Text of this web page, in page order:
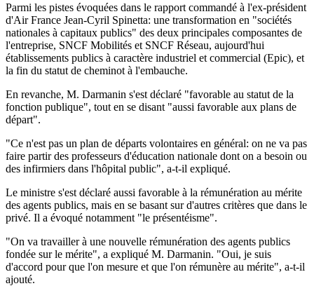
Parmi les pistes évoquées dans le rapport commandé à l'ex-président
d'Air France Jean-Cyril Spinetta: une transformation en "sociétés
nationales à capitaux publics" des deux principales composantes de
l'entreprise, SNCF Mobilités et SNCF Réseau, aujourd'hui
établissements publics à caractère industriel et commercial (Epic), et
la fin du statut de cheminot à l'embauche.
En revanche, M. Darmanin s'est déclaré "favorable au statut de la
fonction publique", tout en se disant "aussi favorable aux plans de
départ".
"Ce n'est pas un plan de départs volontaires en général: on ne va pas
faire partir des professeurs d'éducation nationale dont on a besoin ou
des infirmiers dans l'hôpital public", a-t-il expliqué.
Le ministre s'est déclaré aussi favorable à la rémunération au mérite
des agents publics, mais en se basant sur d'autres critères que dans le
privé. Il a évoqué notamment "le présentéisme".
"On va travailler à une nouvelle rémunération des agents publics
fondée sur le mérite", a expliqué M. Darmanin. "Oui, je suis
d'accord pour que l'on mesure et que l'on rémunère au mérite", a-t-il
ajouté.